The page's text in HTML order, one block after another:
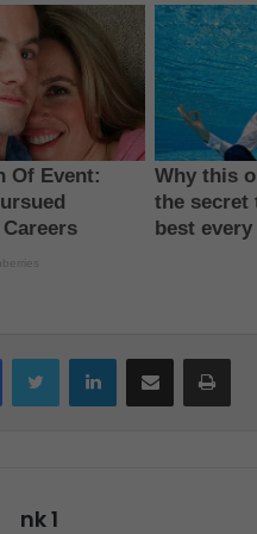
FacebookTwitter LinkedInShare via Email
nk 1